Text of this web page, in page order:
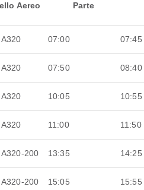
Aereo Parte
07:00 07:45
07:50 08:40
10:05 10:55
11:00 11:50
200 13:35 14:25
200 15:05 15:55